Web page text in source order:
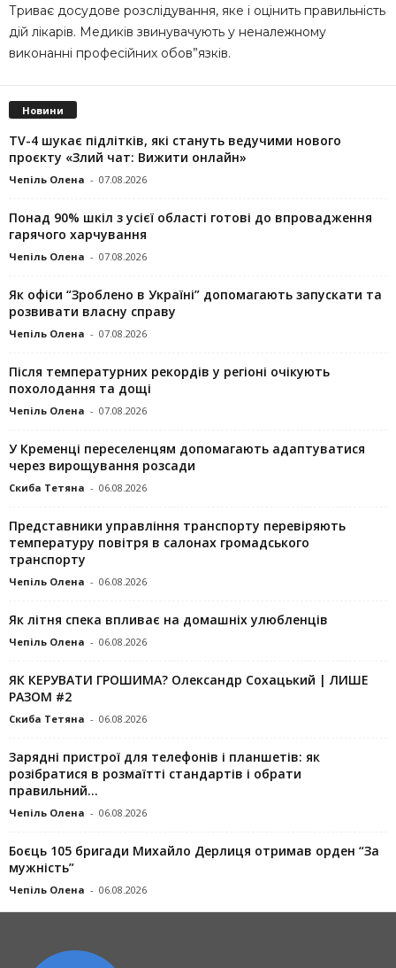
Триває досудове розслідування, яке і оцінить правильність
дій лікарів. Медиків звинувачують у неналежному
виконанні професійних обов”язків.
Новини
TV-4 шукає підлітків, які стануть ведучими нового
проєкту «Злий чат: Вижити онлайн»
Чепіль Олена - 07.08.2026
Понад 90% шкіл з усієї області готові до впровадження
гарячого харчування
Чепіль Олена - 07.08.2026
Як офіси “Зроблено в Україні” допомагають запускaти та
розвивати власну справу
Чепіль Олена - 07.08.2026
Після температурних рекордів у регіоні очікують
похолодання та дощі
Чепіль Олена - 07.08.2026
У Кременці переселенцям допомагають адаптуватися
через вирощування розсади
Скиба Тетяна - 06.08.2026
Представники управління транспорту перевіряють
температуру повітря в салонах громадського
транспорту
Чепіль Олена - 06.08.2026
Як літня спека впливає на домашніх улюбленців
Чепіль Олена - 06.08.2026
ЯК КЕРУВАТИ ГРОШИМА? Олександр Сохацький | ЛИШЕ
РАЗОМ #2
Скиба Тетяна - 06.08.2026
Зарядні пристрої для телефонів і планшетів: як
розібратися в розмаїтті стандартів і обрати
правильний...
Чепіль Олена - 06.08.2026
Боєць 105 бригади Михайло Дерлиця отримав орден “За
мужність”
Чепіль Олена - 06.08.2026